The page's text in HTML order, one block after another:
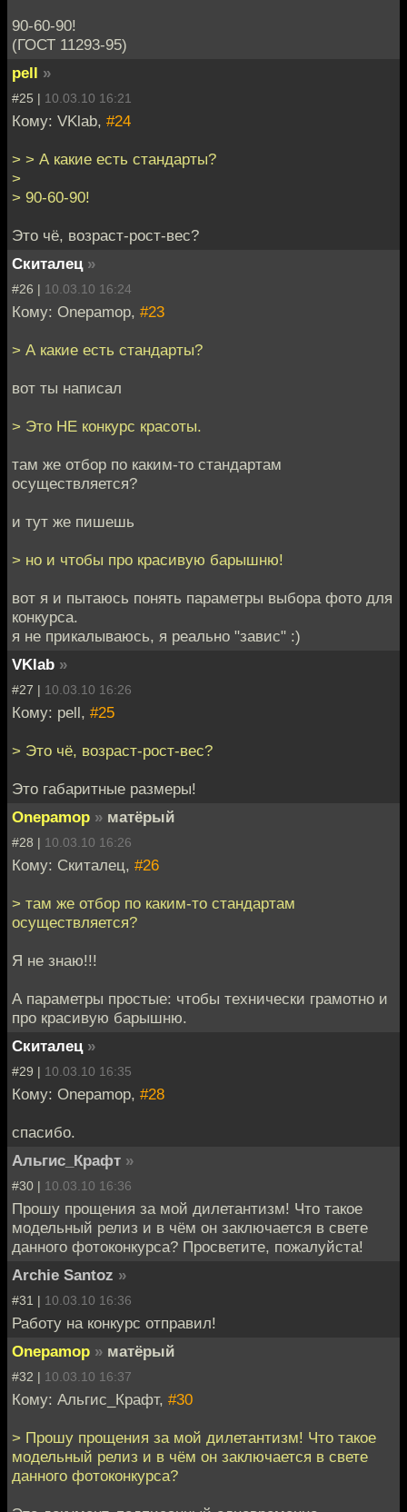
90-60-90!
(ГОСТ 11293-95)
pell »
#25 | 10.03.10 16:21
Кому: VKlab, #24
> > А какие есть стандарты?
>
> 90-60-90!
Это чё, возраст-рост-вес?
Скиталец »
#26 | 10.03.10 16:24
Кому: Onepamop, #23
> А какие есть стандарты?
вот ты написал
> Это НЕ конкурс красоты.
там же отбор по каким-то стандартам
осуществляется?
и тут же пишешь
> но и чтобы про красивую барышню!
вот я и пытаюсь понять параметры выбора фото для
конкурса.
я не прикалываюсь, я реально "завис" :)
VKlab »
#27 | 10.03.10 16:26
Кому: pell, #25
> Это чё, возраст-рост-вес?
Это габаритные размеры!
Onepamop » матёрый
#28 | 10.03.10 16:26
Кому: Скиталец, #26
> там же отбор по каким-то стандартам
осуществляется?
Я не знаю!!!
А параметры простые: чтобы технически грамотно и
про красивую барышню.
Скиталец »
#29 | 10.03.10 16:35
Кому: Onepamop, #28
спасибо.
Альгис_Крафт »
#30 | 10.03.10 16:36
Прошу прощения за мой дилетантизм! Что такое
модельный релиз и в чём он заключается в свете
данного фотоконкурса? Просветите, пожалуйста!
Archie Santoz »
#31 | 10.03.10 16:36
Работу на конкурс отправил!
Onepamop » матёрый
#32 | 10.03.10 16:37
Кому: Альгис_Крафт, #30
> Прошу прощения за мой дилетантизм! Что такое
модельный релиз и в чём он заключается в свете
данного фотоконкурса?